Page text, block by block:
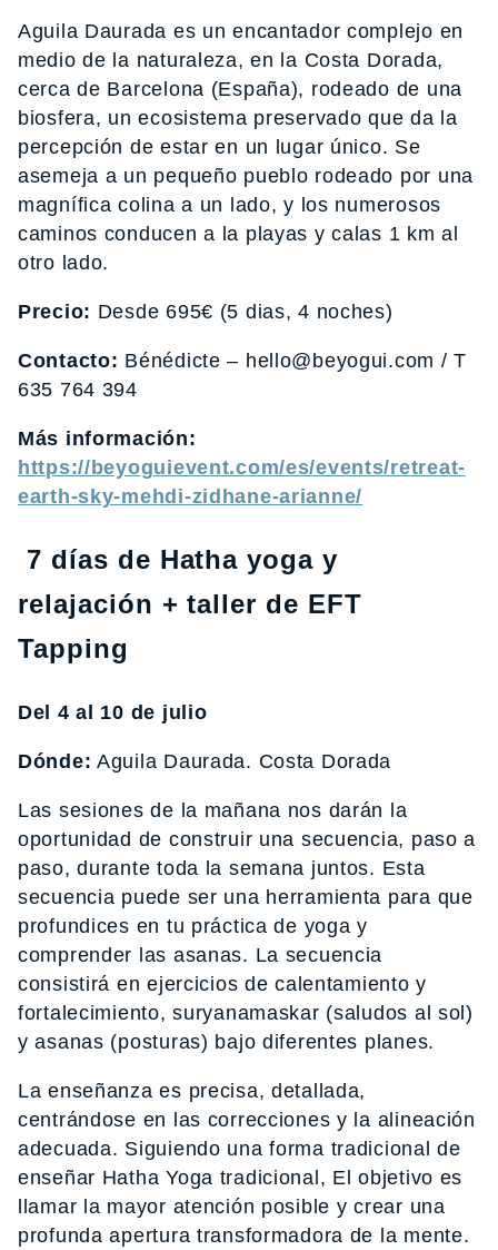
Aguila Daurada es un encantador complejo en
medio de la naturaleza, en la Costa Dorada,
cerca de Barcelona (España), rodeado de una
biosfera, un ecosistema preservado que da la
percepción de estar en un lugar único. Se
asemeja a un pequeño pueblo rodeado por una
magnífica colina a un lado, y los numerosos
caminos conducen a la playas y calas 1 km al
otro lado.
Precio: Desde 695€ (5 dias, 4 noches)
Contacto: Bénédicte – hello@beyogui.com / T
635 764 394
Más información:
https://beyoguievent.com/es/events/retreat-
earth-sky-mehdi-zidhane-arianne/
7 días de Hatha yoga y
relajación + taller de EFT
Tapping
Del 4 al 10 de julio
Dónde: Aguila Daurada. Costa Dorada
Las sesiones de la mañana nos darán la
oportunidad de construir una secuencia, paso a
paso, durante toda la semana juntos. Esta
secuencia puede ser una herramienta para que
profundices en tu práctica de yoga y
comprender las asanas. La secuencia
consistirá en ejercicios de calentamiento y
fortalecimiento, suryanamaskar (saludos al sol)
y asanas (posturas) bajo diferentes planes.
La enseñanza es precisa, detallada,
centrándose en las correcciones y la alineación
adecuada. Siguiendo una forma tradicional de
enseñar Hatha Yoga tradicional, El objetivo es
llamar la mayor atención posible y crear una
profunda apertura transformadora de la mente.